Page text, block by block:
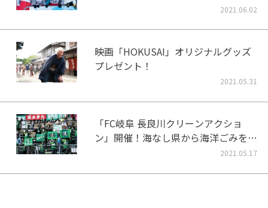
2021.06.02
映画「HOKUSAI」オリジナルグッズ
プレゼント！
2021.05.31
「FC岐阜 長良川クリーンアクショ
ン」開催！海なし県から海洋ごみをな
2021.05.17